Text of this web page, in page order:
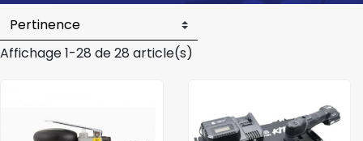
Affichage 1-28 de 28 article(s)